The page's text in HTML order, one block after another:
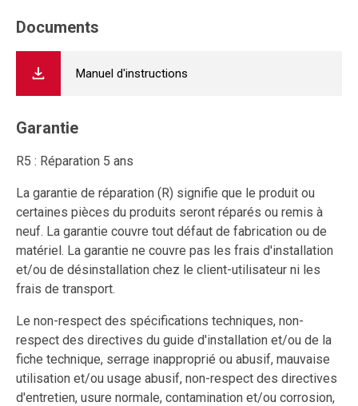
Documents
Manuel d'instructions
Garantie
R5 : Réparation 5 ans
La garantie de réparation (R) signifie que le produit ou
certaines pièces du produits seront réparés ou remis à
neuf. La garantie couvre tout défaut de fabrication ou de
matériel. La garantie ne couvre pas les frais d'installation
et/ou de désinstallation chez le client-utilisateur ni les
frais de transport.
Le non-respect des spécifications techniques, non-
respect des directives du guide d'installation et/ou de la
fiche technique, serrage inapproprié ou abusif, mauvaise
utilisation et/ou usage abusif, non-respect des directives
d'entretien, usure normale, contamination et/ou corrosion,